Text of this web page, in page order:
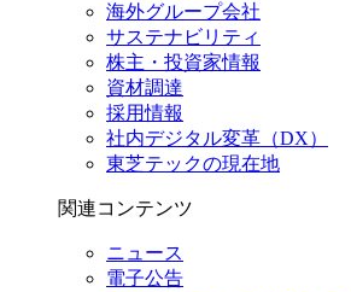
海外グループ会社
サステナビリティ
株主・投資家情報
資材調達
採用情報
社内デジタル変革（DX）
東芝テックの現在地
関連コンテンツ
ニュース
電子公告